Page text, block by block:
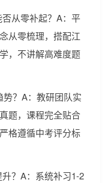
从零补起？A：平
从零梳理，搭配江
，不讲解高难度题
？A：教研团队实
题，课程完全贴合
格遵循中考评分标
？A：系统补习1-2